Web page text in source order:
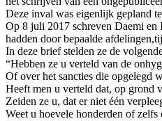
Deze inval was eigenlijk gepland
Op 8 juli 2017 schreven Daemi en
hadden door bepaalde
In deze brief stelden ze de
“Hebben ze u verteld van de
Of over het sancties die opgelegd
Heeft men u verteld dat, op grond
Zeiden ze u, dat er niet één
Weet u hoevele honderden of